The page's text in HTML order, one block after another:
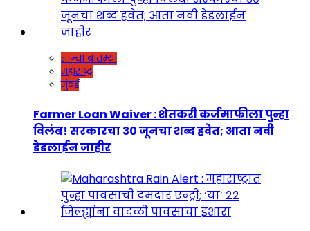
ताज्या बातम्या
महाराष्ट्र
मुंबई
Farmer Loan Waiver : शेतकरी कर्जमाफीला पुन्हा
विलंब! सरकारचा ३० जूनचा शब्द हवेत; आता नवी
डेडलाईन जाहीर